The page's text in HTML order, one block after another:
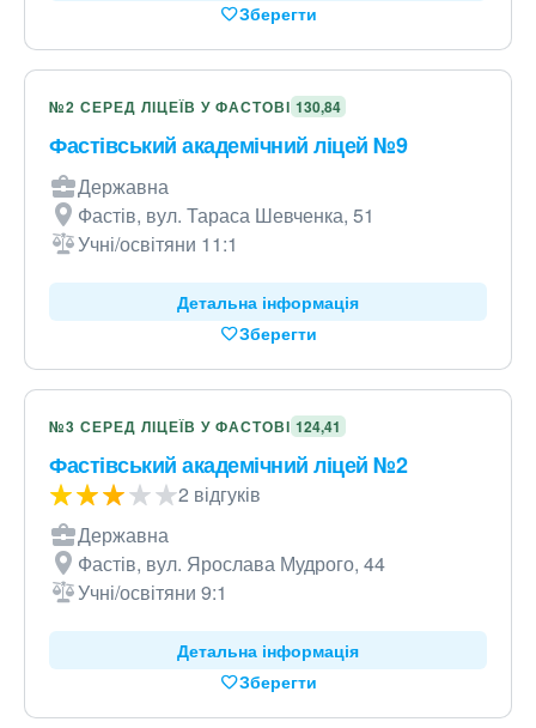
Зберегти
№2 СЕРЕД ЛІЦЕЇВ У ФАСТОВІ 130,84
Фастівський академічний ліцей №9
Державна
Фастів, вул. Тараса Шевченка, 51
Учні/освітяни 11:1
Детальна інформація
Зберегти
№3 СЕРЕД ЛІЦЕЇВ У ФАСТОВІ 124,41
Фастівський академічний ліцей №2
2 відгуків
Державна
Фастів, вул. Ярослава Мудрого, 44
Учні/освітяни 9:1
Детальна інформація
Зберегти